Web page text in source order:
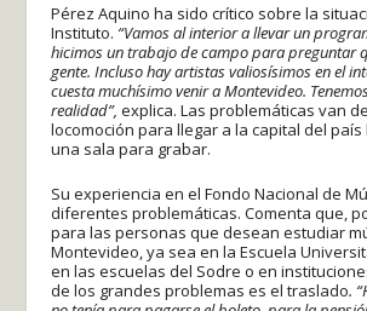
Pérez Aquino ha sido crítico sobre la
Instituto. “Vamos al interior a llevar un
hicimos un trabajo de campo para preguntar
gente. Incluso hay artistas valiosísimos en el
cuesta muchísimo venir a Montevideo.
realidad”, explica. Las problemáticas van
locomoción para llegar a la capital del
una sala para grabar.
Su experiencia en el Fondo Nacional de
diferentes problemáticas. Comenta que,
para las personas que desean estudiar
Montevideo, ya sea en la Escuela
en las escuelas del Sodre o en
de los grandes problemas es el traslado.